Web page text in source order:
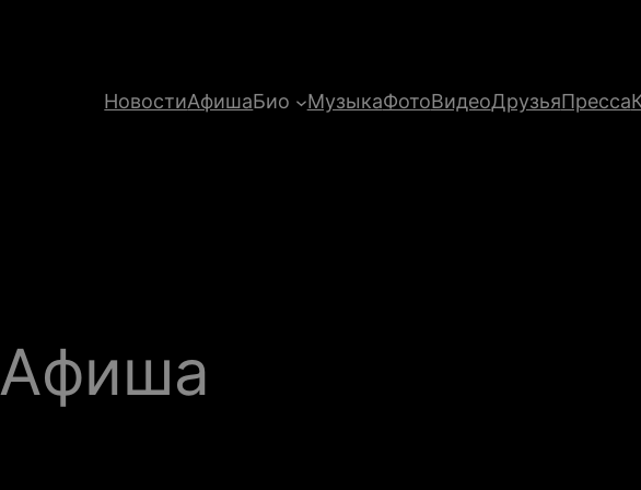
НовостиАфишаБио МузыкаФотоВидеоДрузьяПресса
Афиша